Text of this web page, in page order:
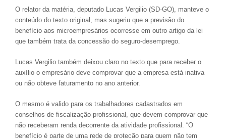
O relator da matéria, deputado Lucas Vergilio (SD-GO), manteve o
conteúdo do texto original, mas sugeriu que a previsão do
benefício aos microempresários ocorresse em outro artigo da lei
que também trata da concessão do seguro-desemprego.
Lucas Vergilio também deixou claro no texto que para receber o
auxílio o empresário deve comprovar que a empresa está inativa
ou não obteve faturamento no ano anterior.
O mesmo é valido para os trabalhadores cadastrados em
conselhos de fiscalização profissional, que devem comprovar que
não receberam renda decorrente da atividade profissional. “O
benefício é parte de uma rede de proteção para quem não tem